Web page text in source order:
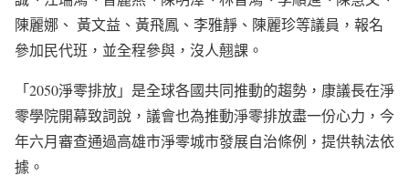
陳麗娜、 黃文益、黃飛鳳、李雅靜、陳麗珍等議員，報名
參加民代班，並全程參與，沒人翹課。
「2050淨零排放」是全球各國共同推動的趨勢，康議長在淨
零學院開幕致詞說，議會也為推動淨零排放盡一份心力，今
年六月審查通過高雄市淨零城市發展自治條例，提供執法依
據。